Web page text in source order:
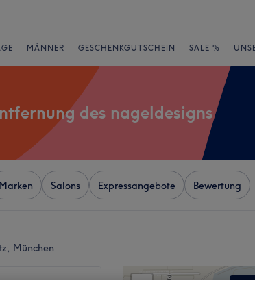
MÄNNER GESCHENKGUTSCHEIN SALE %
des nageldesigns
Marken Salons Expressangebote Bewertung
München
Tsalina
+